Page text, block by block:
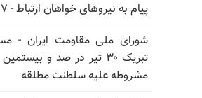
پیام به نیروهای خواهان ارتباط - ۱۷مرداد ۱۴۰۵
شورای ملی مقاومت ایران -
تبریک ۳۰ تیر در صد و
مشروطه علیه سلطنت مطلقه